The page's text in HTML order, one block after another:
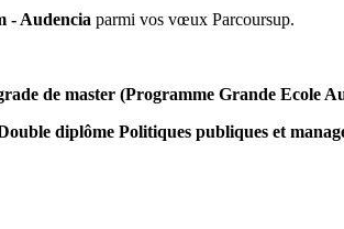
- Audencia parmi vos vœux Parcoursup.
de master (Programme Grande Ecole
diplôme Politiques publiques et